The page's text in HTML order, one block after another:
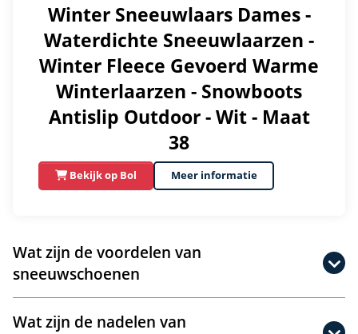
Winter Sneeuwlaars Dames -
Waterdichte Sneeuwlaarzen -
Winter Fleece Gevoerd Warme
Winterlaarzen - Snowboots
Antislip Outdoor - Wit - Maat
38
Bekijk op Bol Meer informatie
Wat zijn de voordelen van
sneeuwschoenen
Wat zijn de nadelen van